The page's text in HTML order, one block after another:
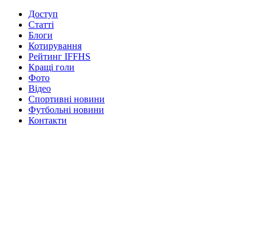
Доступ
Статті
Блоги
Котирування
Рейтинг IFFHS
Кращі голи
Фото
Відео
Спортивні новини
Футбольні новини
Контакти